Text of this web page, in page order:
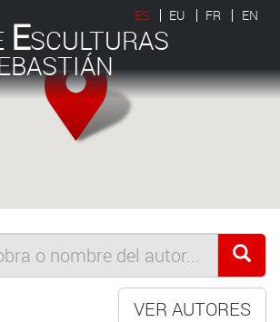
ESCULTURAS
ES EU FR EN
VER AUTORES